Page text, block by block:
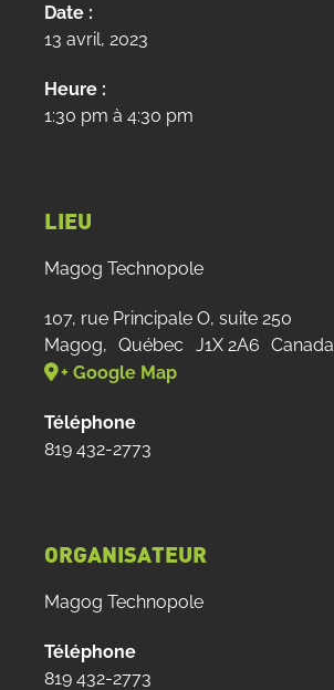
Date :
13 avril, 2023
Heure :
1:30 pm à 4:30 pm
LIEU
Magog Technopole
107, rue Principale O, suite 250
Magog, Québec J1X 2A6 Canada
+ Google Map
Téléphone
819 432-2773
ORGANISATEUR
Magog Technopole
Téléphone
819 432-2773